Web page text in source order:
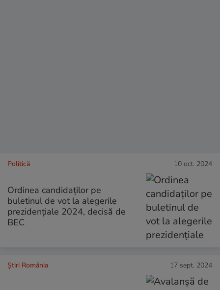
Politică 10 oct. 2024
Ordinea candidaților pe
buletinul de vot la alegerile
prezidențiale 2024, decisă de
BEC
Știri România 17 sept. 2024